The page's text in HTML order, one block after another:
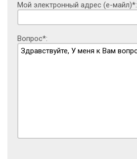
Мой электронный адрес (е-майл)*:
Вопрос*: